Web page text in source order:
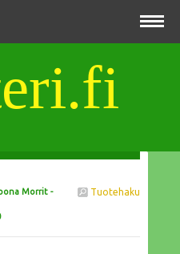
Tuotehaku
Morrit -